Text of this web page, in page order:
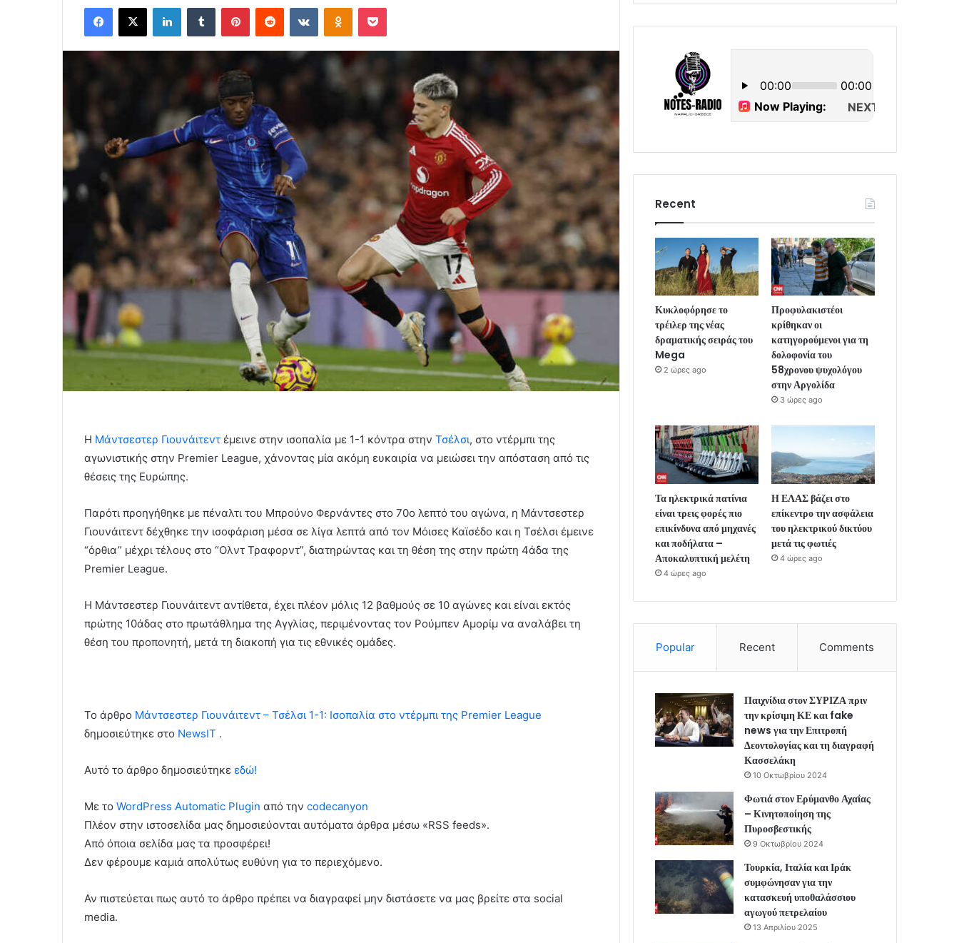
email
Facebook
X LinkedInTumblr PinterestReddit VKontakteOdnoklassniki
Pocket
Η Μάντσεστερ Γιουνάιτεντ έμεινε στην ισοπαλία με 1-1 κόντρα στην Τσέλσι, στο ντέρμπι της
αγωνιστικής στην Premier League, χάνοντας μία ακόμη ευκαιρία να μειώσει την απόσταση από τις
θέσεις της Ευρώπης.
Παρότι προηγήθηκε με πέναλτι του Μπρούνο Φερνάντες στο 70ο λεπτό του αγώνα, η Μάντσεστερ
Γιουνάιτεντ δέχθηκε την ισοφάριση μέσα σε λίγα λεπτά από τον Μόισες Καϊσέδο και η Τσέλσι έμεινε
“όρθια” μέχρι τέλους στο “Ολντ Τραφορντ”, διατηρώντας και τη θέση της στην πρώτη 4άδα της
Premier League.
Η Μάντσεστερ Γιουνάιτεντ αντίθετα, έχει πλέον μόλις 12 βαθμούς σε 10 αγώνες και είναι εκτός
πρώτης 10άδας στο πρωτάθλημα της Αγγλίας, περιμένοντας τον Ρούμπεν Αμορίμ να αναλάβει τη
θέση του προπονητή, μετά τη διακοπή για τις εθνικές ομάδες.
To άρθρο Μάντσεστερ Γιουνάιτεντ – Τσέλσι 1-1: Ισοπαλία στο ντέρμπι της Premier League
δημοσιεύτηκε στο NewsIT .
Αυτό το άρθρο δημοσιεύτηκε εδώ!
Με το WordPress Automatic Plugin από την codecanyon
Πλέον στην ιστοσελίδα μας δημοσιεύονται αυτόματα άρθρα μέσω «RSS feeds».
Από όποια σελίδα μας τα προσφέρει!
Δεν φέρουμε καμιά απολύτως ευθύνη για το περιεχόμενο.
Αν πιστεύεται πως αυτό το άρθρο πρέπει να διαγραφεί μην διστάσετε να μας βρείτε στα social
media.
Recent
Κυκλοφόρησε το
τρέιλερ της νέας
δραματικής σειράς του
Mega
2 ώρες ago
Προφυλακιστέοι
κρίθηκαν οι
κατηγορούμενοι για τη
δολοφονία του
58χρονου ψυχολόγου
στην Αργολίδα
3 ώρες ago
Τα ηλεκτρικά πατίνια
είναι τρεις φορές πιο
επικίνδυνα από μηχανές
και ποδήλατα –
Αποκαλυπτική μελέτη
4 ώρες ago
Η ΕΛΑΣ βάζει στο
επίκεντρο την ασφάλεια
του ηλεκτρικού δικτύου
μετά τις φωτιές
4 ώρες ago
Popular Recent Comments
Παιχνίδια στον ΣΥΡΙΖΑ πριν
την κρίσιμη ΚΕ και fake
news για την Επιτροπή
Δεοντολογίας και τη διαγραφή
Κασσελάκη
10 Οκτωβρίου 2024
Φωτιά στον Ερύμανθο Αχαΐας
– Κινητοποίηση της
Πυροσβεστικής
9 Οκτωβρίου 2024
Τουρκία, Ιταλία και Ιράκ
συμφώνησαν για την
κατασκευή υποθαλάσσιου
αγωγού πετρελαίου
13 Απριλίου 2025